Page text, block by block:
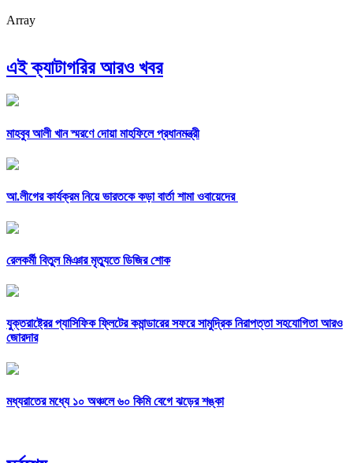
Array
এই ক্যাটাগরির আরও খবর
মাহবুব আলী খান স্মরণে দোয়া মাহফিলে প্রধানমন্ত্রী
আ.লীগের কার্যক্রম নিয়ে ভারতকে কড়া বার্তা শামা ওবায়েদের
রেলকর্মী বিতুল মিঞার মৃত্যুতে ডিজির শোক
যুক্তরাষ্ট্রের প্যাসিফিক ফ্লিটের কমান্ডারের সফরে সামুদ্রিক নিরাপত্তা সহযোগিতা আরও
জোরদার
মধ্যরাতের মধ্যে ১০ অঞ্চলে ৬০ কিমি বেগে ঝড়ের শঙ্কা